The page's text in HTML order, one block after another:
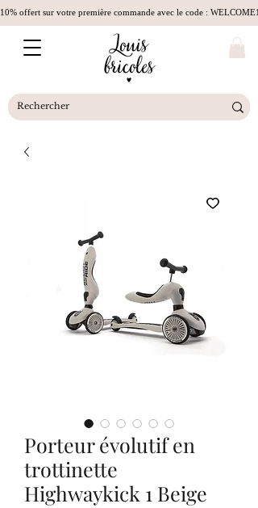
10% offert sur votre première commande avec le code :
Porteur évolutif en
trottinette
Highwaykick 1 Beige